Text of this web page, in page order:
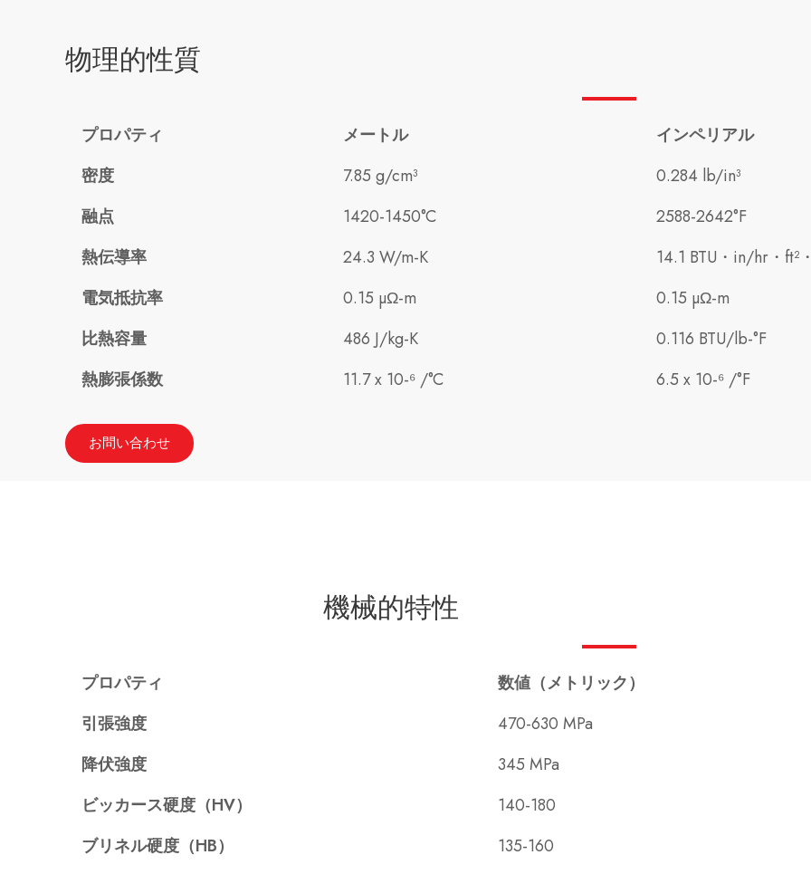
物理的性質
プロパティ メートル
インペリアル
密度
7.85 g/cm³
0.284 lb/in³
融点
1420-1450°C
2588-2642°F
熱伝導率
24.3 W/m-K
14.1 BTU・in/hr・ft²
電気抵抗率
0.15 µΩ-m
0.15 µΩ-m
比熱容量
486 J/kg-K
0.116 BTU/lb-°F
熱膨張係数
11.7 x 10-⁶ /°C 6.5 x 10-⁶ /°F
お問い合わせ
機械的特性
プロパティ
数値（メトリック）
引張強度
470-630 MPa
降伏強度
345 MPa
ビッカース硬度（HV）
140-180
ブリネル硬度（HB）
135-160